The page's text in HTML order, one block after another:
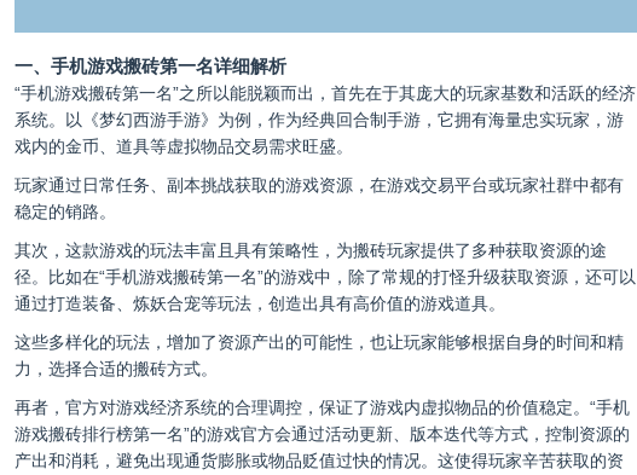
一、手机游戏搬砖第一名详细解析
“手机游戏搬砖第一名”之所以能脱颖而出，首先在于其庞大的玩家基数和活跃的经济
系统。以《梦幻西游手游》为例，作为经典回合制手游，它拥有海量忠实玩家，游
戏内的金币、道具等虚拟物品交易需求旺盛。
玩家通过日常任务、副本挑战获取的游戏资源，在游戏交易平台或玩家社群中都有
稳定的销路。
其次，这款游戏的玩法丰富且具有策略性，为搬砖玩家提供了多种获取资源的途
径。比如在“手机游戏搬砖第一名”的游戏中，除了常规的打怪升级获取资源，还可以
通过打造装备、炼妖合宠等玩法，创造出具有高价值的游戏道具。
这些多样化的玩法，增加了资源产出的可能性，也让玩家能够根据自身的时间和精
力，选择合适的搬砖方式。
再者，官方对游戏经济系统的合理调控，保证了游戏内虚拟物品的价值稳定。“手机
游戏搬砖排行榜第一名”的游戏官方会通过活动更新、版本迭代等方式，控制资源的
产出和消耗，避免出现通货膨胀或物品贬值过快的情况。这使得玩家辛苦获取的资